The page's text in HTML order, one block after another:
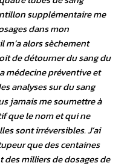
supplémentaire me
dans mon
alors sèchement
de détourner du sang du
médecine préventive et
analyses sur du sang
jamais me soumettre à
que le nom et qui ne
sont irréversibles. J’ai
que des centaines
des milliers de dosages de